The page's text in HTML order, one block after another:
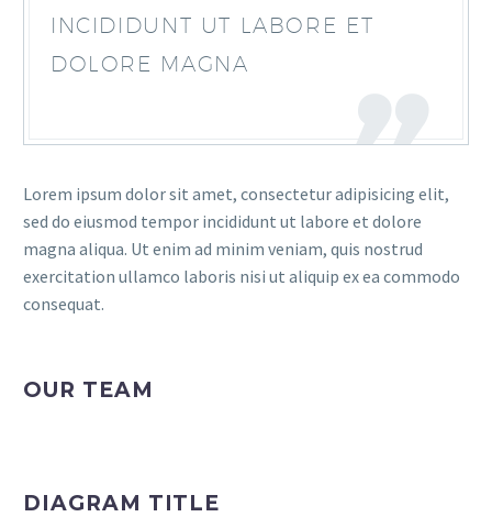
INCIDIDUNT UT LABORE ET
DOLORE MAGNA
Lorem ipsum dolor sit amet, consectetur adipisicing elit,
sed do eiusmod tempor incididunt ut labore et dolore
magna aliqua. Ut enim ad minim veniam, quis nostrud
exercitation ullamco laboris nisi ut aliquip ex ea commodo
consequat.
OUR TEAM
DIAGRAM TITLE